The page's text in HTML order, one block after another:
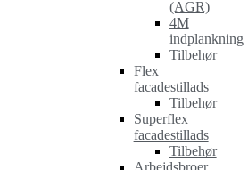
(AGR)
4M
indplankning
Tilbehør
Flex
facadestillads
Tilbehør
Superflex
facadestillads
Tilbehør
Arbejdsbroer